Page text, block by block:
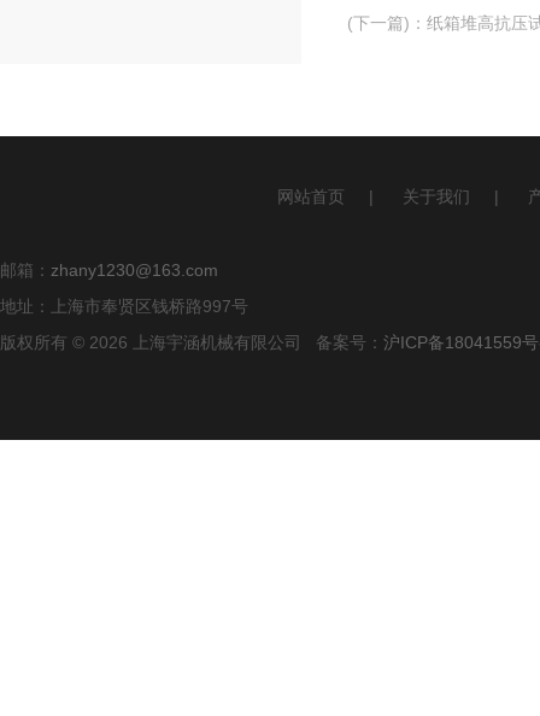
(下一篇) ： 纸箱堆高抗压
网站首页 | 关于我们 |
邮箱： zhany1230@163.com
地址：上海市奉贤区钱桥路997号
版权所有 © 2026 上海宇涵机械有限公司 备案号： 沪ICP备18041559